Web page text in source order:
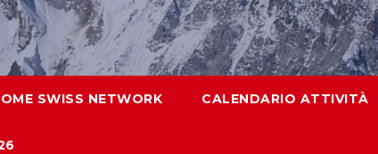
SWISS NETWORK CALENDARIO ATTIVITÀ